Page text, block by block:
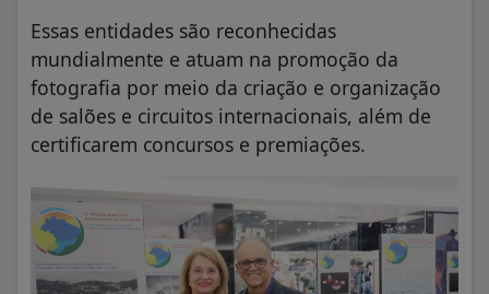
Essas entidades são reconhecidas
mundialmente e atuam na promoção da
fotografia por meio da criação e organização
de salões e circuitos internacionais, além de
certificarem concursos e premiações.